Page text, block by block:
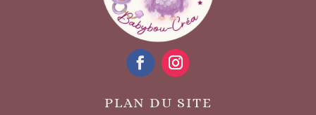
PLAN DU SITE